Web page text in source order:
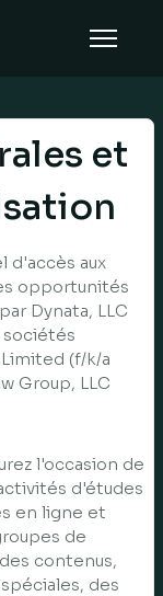
et
d'accès aux
opportunités
Dynata, LLC
sociétés
(f/k/a
Group, LLC
l'occasion de
d'études
en ligne et
de
contenus,
des